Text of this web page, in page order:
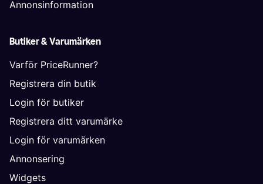
Annonsinformation
Butiker & Varumärken
Varför PriceRunner?
Registrera din butik
Login för butiker
Registrera ditt varumärke
Login för varumärken
Annonsering
Widgets